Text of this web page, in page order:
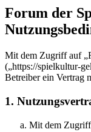
Forum der
Mit dem Zugriff auf
(„https://spielkultur-
Betreiber ein Vertrag
1.
Mit dem Zugriff